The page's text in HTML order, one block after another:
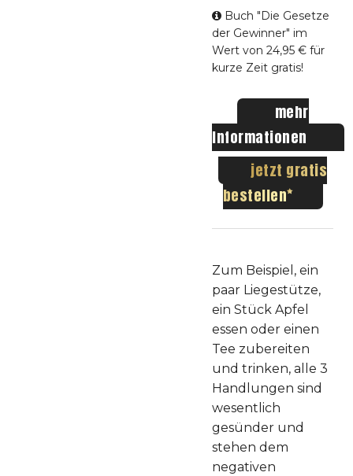
Buch "Die Gesetze
der Gewinner" im
Wert von 24,95 € für
kurze Zeit gratis!
mehr
Informationen
jetzt gratis
bestellen
Zum Beispiel, ein
paar Liegestütze,
ein Stück Apfel
essen oder einen
Tee zubereiten
und trinken, alle 3
Handlungen sind
wesentlich
gesünder und
stehen dem
negativen